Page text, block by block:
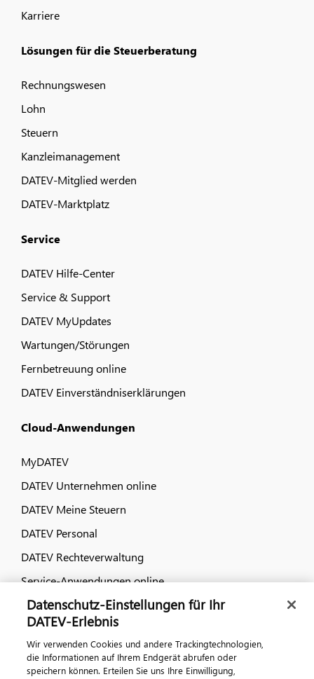
Karriere
Lösungen für die Steuerberatung
Rechnungswesen
Lohn
Steuern
Kanzleimanagement
DATEV-Mitglied werden
DATEV-Marktplatz
Service
DATEV Hilfe-Center
Service & Support
DATEV MyUpdates
Wartungen/Störungen
Fernbetreuung online
DATEV Einverständniserklärungen
Cloud-Anwendungen
MyDATEV
DATEV Unternehmen online
DATEV Meine Steuern
DATEV Personal
DATEV Rechteverwaltung
Service-Anwendungen online
Dialog & Medien
Veranstaltungen
DATEV magazin
Datenschutz-Einstellungen für Ihr
DATEV-Erlebnis
Wir verwenden Cookies und andere Trackingtechnologien,
die Informationen auf Ihrem Endgerät abrufen oder
speichern können. Erteilen Sie uns Ihre Einwilligung,